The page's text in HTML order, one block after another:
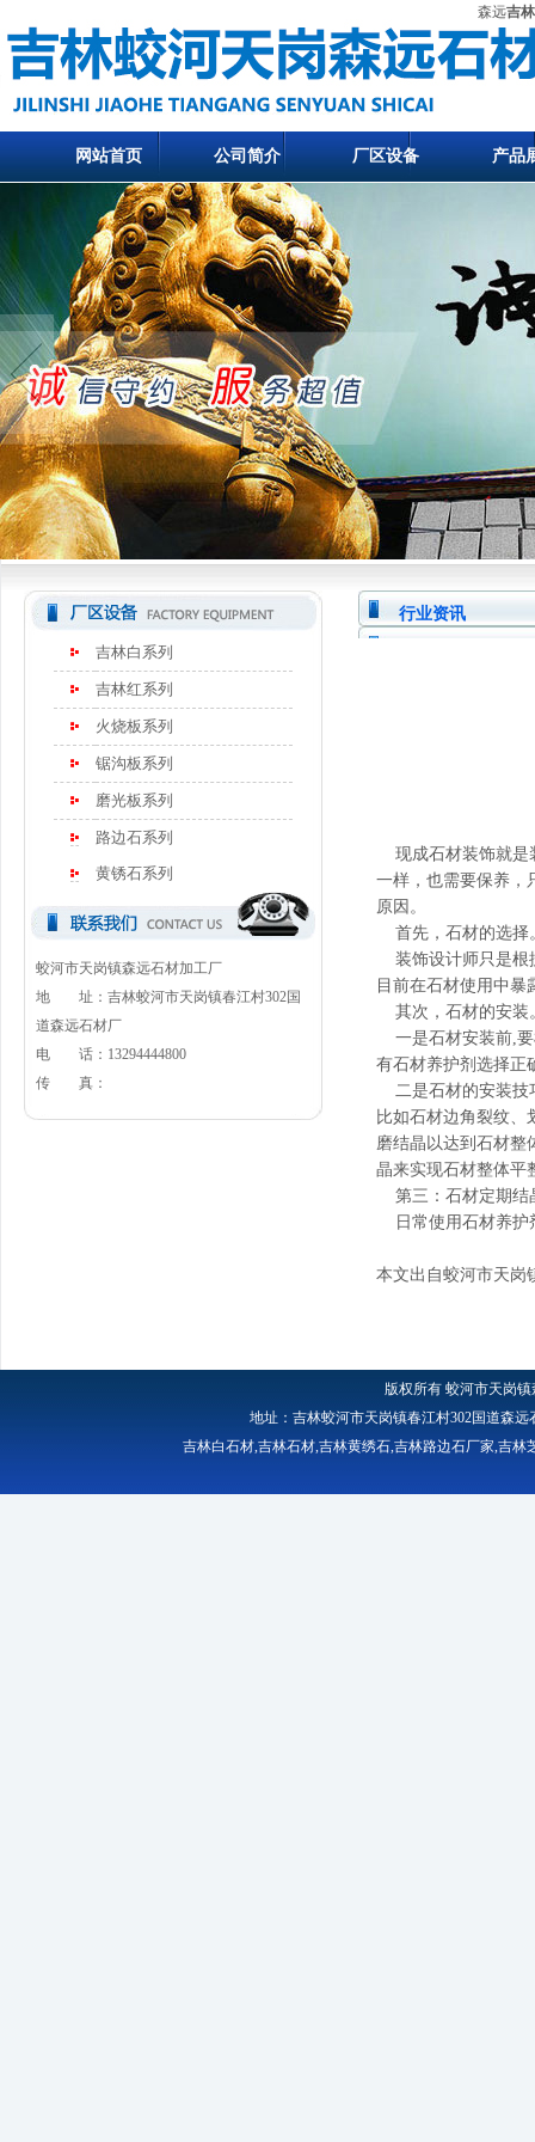
森远吉
网站首页 公司简介 厂区设备 产品
吉林白系列
吉林红系列
火烧板系列
锯沟板系列
磨光板系列
路边石系列
黄锈石系列
蛟河市天岗镇森远石材加工厂
地 址：吉林蛟河市天岗镇春江村302国
道森远石材厂
电 话：13294444800
传 真：
行业资讯
现成石材装饰就是
一样，也需要保养，
原因。
首先，石材的选择
装饰设计师只是根
目前在石材使用中
其次，石材的安装
一是石材安装前,要
有石材养护剂选择正
二是石材的安装技
比如石材边角裂纹、
磨结晶以达到石材整
晶来实现石材整体平
第三：石材定期结
日常使用石材养护
本文出自蛟河市天岗
版权所有蛟河市天岗
地址：吉林蛟河市天岗镇春江村302国道森远
吉林白石材,吉林石材,吉林黄绣石,吉林路边石厂家,吉林